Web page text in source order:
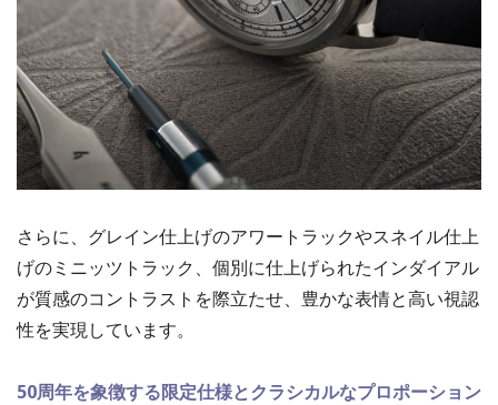
さらに、グレイン仕上げのアワートラックやスネイル仕上
げのミニッツトラック、個別に仕上げられたインダイアル
が質感のコントラストを際立たせ、豊かな表情と高い視認
性を実現しています。
50周年を象徴する限定仕様とクラシカルなプロポーション